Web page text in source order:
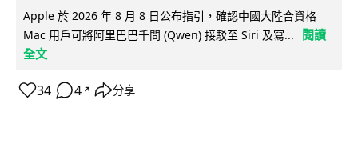
Apple 於 2026 年 8 月 8 日公布指引，確認中國大陸合資格
Mac 用戶可將阿里巴巴千問 (Qwen) 接駁至 Siri 及寫...
閱讀
全文
34 4 ↗ 分享